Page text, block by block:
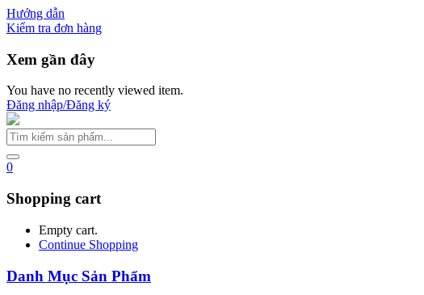
Hướng dẫn
Kiểm tra đơn hàng
Xem gần đây
You have no recently viewed item.
Đăng nhập/Đăng ký
0
Shopping cart
Empty cart.
Continue Shopping
Danh Mục Sản Phẩm